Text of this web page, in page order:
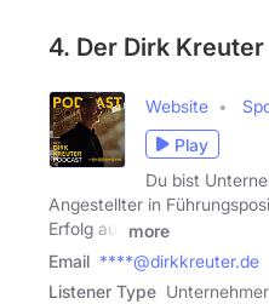
4. Der Dirk
Website
Play
Du bist
Angestellter in
Erfolg auf
more
Email ****@dirkkreuter.de
Listener Type Unternehmer